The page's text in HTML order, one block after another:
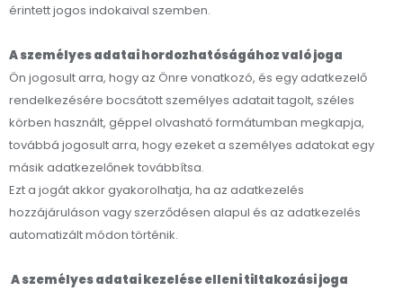
érintett jogos indokaival szemben.
A személyes adatai hordozhatóságához való joga
Ön jogosult arra, hogy az Önre vonatkozó, és egy adatkezelő
rendelkezésére bocsátott személyes adatait tagolt, széles
körben használt, géppel olvasható formátumban megkapja,
továbbá jogosult arra, hogy ezeket a személyes adatokat egy
másik adatkezelőnek továbbítsa.
Ezt a jogát akkor gyakorolhatja, ha az adatkezelés
hozzájáruláson vagy szerződésen alapul és az adatkezelés
automatizált módon történik.
A személyes adatai kezelése elleni tiltakozási joga